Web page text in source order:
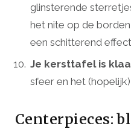
glinsterende
het nite op de
een schitterend
Je kersttafel is
sfeer en het
Centerpieces: